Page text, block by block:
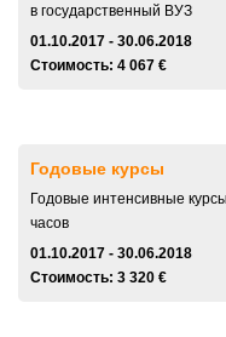
в государственный ВУЗ
01.10.2017 - 30.06.2018
Стоимость: 4 067 €
Годовые курсы
Годовые интенсивные
часов
01.10.2017 - 30.06.2018
Стоимость: 3 320 €